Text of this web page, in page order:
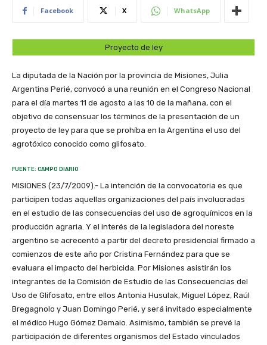
Facebook X WhatsApp
Proyecto de ley
La diputada de la Nación por la provincia de Misiones, Julia
Argentina Perié, convocó a una reunión en el Congreso Nacional
para el día martes 11 de agosto a las 10 de la mañana, con el
objetivo de consensuar los términos de la presentación de un
proyecto de ley para que se prohíba en la Argentina el uso del
agrotóxico conocido como glifosato.
FUENTE: CAMPO DIARIO
MISIONES (23/7/2009).- La intención de la convocatoria es que
participen todas aquellas organizaciones del país involucradas
en el estudio de las consecuencias del uso de agroquímicos en la
producción agraria. Y el interés de la legisladora del noreste
argentino se acrecentó a partir del decreto presidencial firmado a
comienzos de este año por Cristina Fernández para que se
evaluara el impacto del herbicida. Por Misiones asistirán los
integrantes de la Comisión de Estudio de las Consecuencias del
Uso de Glifosato, entre ellos Antonia Husulak, Miguel López, Raúl
Bregagnolo y Juan Domingo Perié, y será invitado especialmente
el médico Hugo Gómez Demaio. Asimismo, también se prevé la
participación de diferentes organismos del Estado vinculados